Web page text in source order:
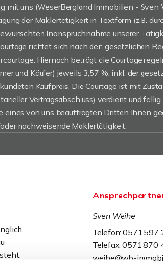
mit uns (WeserBergland Immobilien - Sven
der Maklertätigkeit in Textform (z.B.
Inanspruchnahme unserer
richtet sich nach den gesetzlichen
Hiernach beträgt die Courtage
und Käufer) jeweils 3,57 %, inkl. der
Kaufpreis. Die Courtage ist mit
Vertragsabschluss) verdient und
eines von uns beauftragten Dritten Ihnen
nachweisende Maklertätigkeit.
Sven Weihe
Telefon: 0571 597
Telefax: 0571 870
weihe@wb-